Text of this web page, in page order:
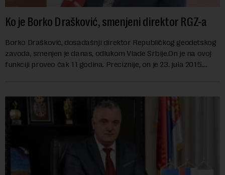
Ko je Borko Drašković, smenjeni direktor RGZ-a
Borko Drašković, dosadašnji direktor Republičkog geodetskog
zavoda, smenjen je danas, odlukom Vlade Srbije.On je na ovoj
funkciji proveo čak 11 godina. Preciznije, on je 23. jula 2015.